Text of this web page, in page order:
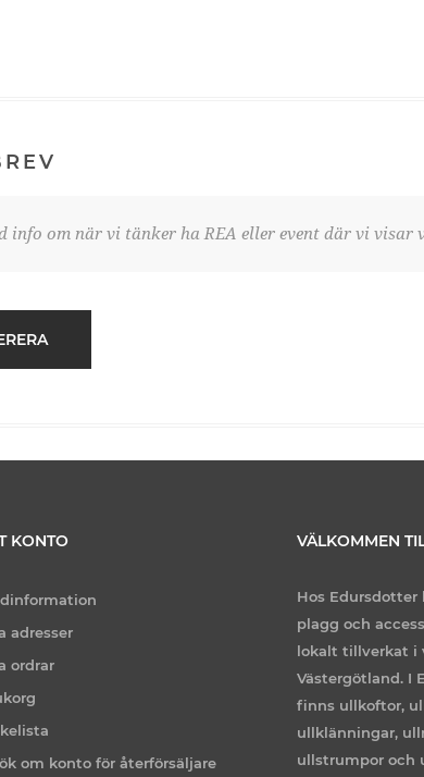
info om när vi tänker ha REA eller event där vi visar
KONTO
adresser
ordrar
om konto för återförsäljare
VÄLKOMMEN
Hos
plagg och
lokalt tillverkat i
Västergötland. I
finns ullkoftor,
ullklänningar,
ullstrumpor och